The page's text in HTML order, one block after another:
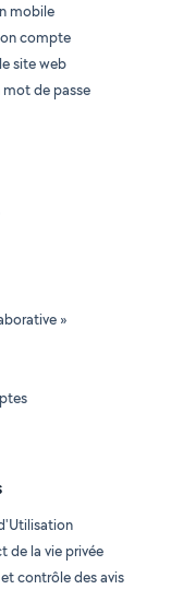
mobile
compte
site web
de passe
»
de la vie privée
contrôle des avis